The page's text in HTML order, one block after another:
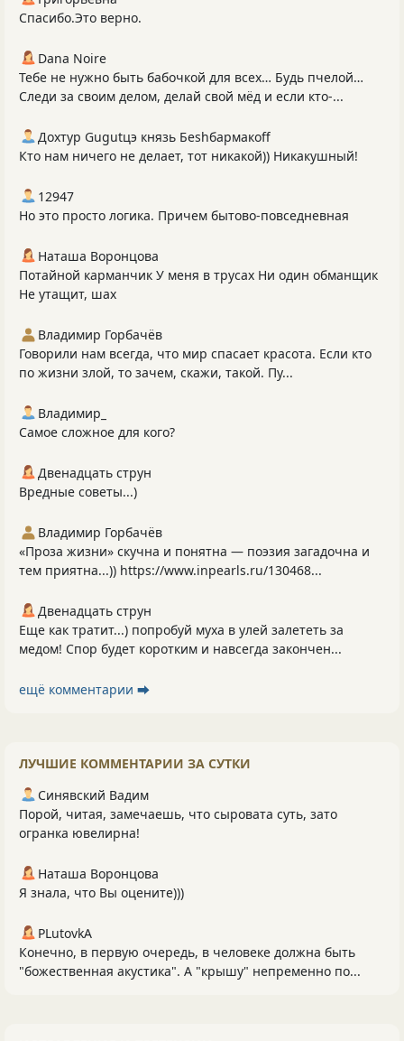
Спасибо.Это верно.
Dana Noire
Тебе не нужно быть бабочкой для всех… Будь пчелой…
Следи за своим делом, делай свой мёд и если кто-...
Дохтур Gugutцэ князь Беshбармакоff
Кто нам ничего не делает, тот никакой)) Никакушный!
12947
Но это просто логика. Причем бытово-повседневная
Наташа Воронцова
Потайной карманчик У меня в трусах Ни один обманщик
Не утащит, шах
Владимир Горбачёв
Говорили нам всегда, что мир спасает красота. Если кто
по жизни злой, то зачем, скажи, такой. Пу...
Владимир_
Самое сложное для кого?
Двенадцать струн
Вредные советы...)
Владимир Горбачёв
«Проза жизни» скучна и понятна — поэзия загадочна и
тем приятна...)) https://www.inpearls.ru/130468...
Двенадцать струн
Еще как тратит...) попробуй муха в улей залететь за
медом! Спор будет коротким и навсегда закончен...
ещё комментарии ⮕
ЛУЧШИЕ КОММЕНТАРИИ ЗА СУТКИ
Синявский Вадим
Порой, читая, замечаешь, что сыровата суть, зато
огранка ювелирна!
Наташа Воронцова
Я знала, что Вы оцените)))
PLutоvkА
Конечно, в первую очередь, в человеке должна быть
"божественная акустика". А "крышу" непременно по...